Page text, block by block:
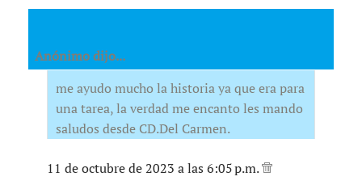
Anónimo dijo...
me ayudo mucho la historia ya que era para
una tarea, la verdad me encanto les mando
saludos desde CD.Del Carmen.
11 de octubre de 2023 a las 6:05 p.m.